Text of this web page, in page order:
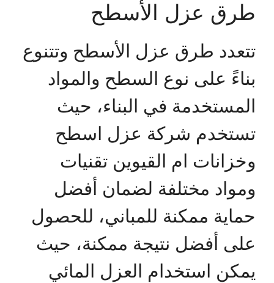
طرق عزل الأسطح
تتعدد طرق عزل الأسطح وتتنوع
بناءً على نوع السطح والمواد
المستخدمة في البناء، حيث
تستخدم شركة عزل اسطح
وخزانات ام القيوين تقنيات
ومواد مختلفة لضمان أفضل
حماية ممكنة للمباني، للحصول
على أفضل نتيجة ممكنة، حيث
يمكن استخدام العزل المائي